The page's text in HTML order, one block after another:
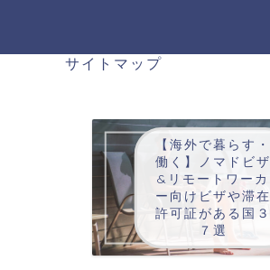
サイトマップ
【海外で暮らす・
働く】ノマドビザ
&リモートワーカ
ー向けビザや滞在
許可証がある国３
７選